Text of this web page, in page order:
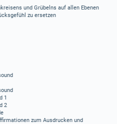
und Grübelns auf allen Ebenen
zu ersetzen
1
2
zum Ausdrucken und